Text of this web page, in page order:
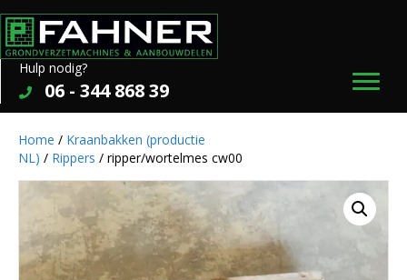
Hulp nodig?
06 - 344 868 39
Home / Kraanbakken (productie
NL) / Rippers / ripper/wortelmes cw00